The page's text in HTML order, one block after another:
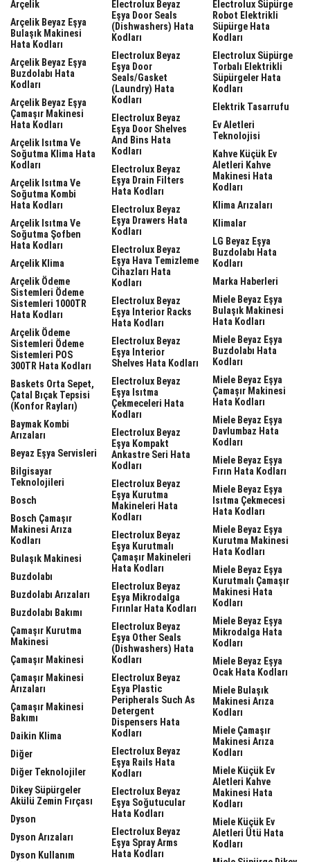
Arçelik
Arçelik Beyaz Eşya
Bulaşık Makinesi
Hata Kodları
Arçelik Beyaz Eşya
Buzdolabı Hata
Kodları
Arçelik Beyaz Eşya
Çamaşır Makinesi
Hata Kodları
Arçelik Isıtma Ve
Soğutma Klima Hata
Kodları
Arçelik Isıtma Ve
Soğutma Kombi
Hata Kodları
Arçelik Isıtma Ve
Soğutma Şofben
Hata Kodları
Arçelik Klima
Arçelik Ödeme
Sistemleri Ödeme
Sistemleri 1000TR
Hata Kodları
Arçelik Ödeme
Sistemleri Ödeme
Sistemleri POS
300TR Hata Kodları
Baskets Orta Sepet,
Çatal Bıçak Tepsisi
(Konfor Rayları)
Baymak Kombi
Arızaları
Beyaz Eşya Servisleri
Bilgisayar
Teknolojileri
Bosch
Bosch Çamaşır
Makinesi Arıza
Kodları
Bulaşık Makinesi
Buzdolabı
Buzdolabı Arızaları
Buzdolabı Bakımı
Çamaşır Kurutma
Makinesi
Çamaşır Makinesi
Çamaşır Makinesi
Arızaları
Çamaşır Makinesi
Bakımı
Daikin Klima
Diğer
Diğer Teknolojiler
Dikey Süpürgeler
Akülü Zemin Fırçası
Dyson
Dyson Arızaları
Dyson Kullanım
Electrolux Beyaz
Eşya Door Seals
(dishwashers) Hata
Kodları
Electrolux Beyaz
Eşya Door
Seals/gasket
(laundry) Hata
Kodları
Electrolux Beyaz
Eşya Door Shelves
And Bins Hata
Kodları
Electrolux Beyaz
Eşya Drain Filters
Hata Kodları
Electrolux Beyaz
Eşya Drawers Hata
Kodları
Electrolux Beyaz
Eşya Hava Temizleme
Cihazları Hata
Kodları
Electrolux Beyaz
Eşya Interior Racks
Hata Kodları
Electrolux Beyaz
Eşya Interior
Shelves Hata Kodları
Electrolux Beyaz
Eşya Isıtma
Çekmeceleri Hata
Kodları
Electrolux Beyaz
Eşya Kompakt
Ankastre Seri Hata
Kodları
Electrolux Beyaz
Eşya Kurutma
Makineleri Hata
Kodları
Electrolux Beyaz
Eşya Kurutmalı
Çamaşır Makineleri
Hata Kodları
Electrolux Beyaz
Eşya Mikrodalga
Fırınlar Hata Kodları
Electrolux Beyaz
Eşya Other Seals
(dishwashers) Hata
Kodları
Electrolux Beyaz
Eşya Plastic
Peripherals Such As
Detergent
Dispensers Hata
Kodları
Electrolux Beyaz
Eşya Rails Hata
Kodları
Electrolux Beyaz
Eşya Soğutucular
Hata Kodları
Electrolux Beyaz
Eşya Spray Arms
Hata Kodları
Electrolux Süpürge
Robot Elektrikli
Süpürge Hata
Kodları
Electrolux Süpürge
Torbalı Elektrikli
Süpürgeler Hata
Kodları
Elektrik Tasarrufu
Ev Aletleri
Teknolojisi
Kahve Küçük Ev
Aletleri Kahve
Makinesi Hata
Kodları
Klima Arızaları
Klimalar
LG Beyaz Eşya
Buzdolabı Hata
Kodları
Marka Haberleri
Miele Beyaz Eşya
Bulaşık Makinesi
Hata Kodları
Miele Beyaz Eşya
Buzdolabı Hata
Kodları
Miele Beyaz Eşya
Çamaşır Makinesi
Hata Kodları
Miele Beyaz Eşya
Davlumbaz Hata
Kodları
Miele Beyaz Eşya
Fırın Hata Kodları
Miele Beyaz Eşya
Isıtma Çekmecesi
Hata Kodları
Miele Beyaz Eşya
Kurutma Makinesi
Hata Kodları
Miele Beyaz Eşya
Kurutmalı Çamaşır
Makinesi Hata
Kodları
Miele Beyaz Eşya
Mikrodalga Hata
Kodları
Miele Beyaz Eşya
Ocak Hata Kodları
Miele Bulaşık
Makinesi Arıza
Kodları
Miele Çamaşır
Makinesi Arıza
Kodları
Miele Küçük Ev
Aletleri Kahve
Makinesi Hata
Kodları
Miele Küçük Ev
Aletleri Ütü Hata
Kodları